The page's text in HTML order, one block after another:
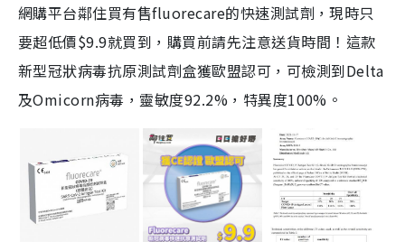
網購平台鄰住買有售fluorecare的快速測試劑，現時只
要超低價$9.9就買到，購買前請先注意送貨時間！這款
新型冠狀病毒抗原測試劑盒獲歐盟認可，可檢測到Delta
及Omicorn病毒，靈敏度92.2%，特異度100%。